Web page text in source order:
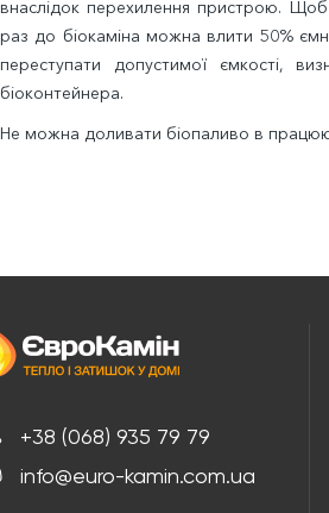
внаслідок перехилення пристрою.
раз до біокаміна можна влити 50%
переступати допустимої ємкості,
біоконтейнера.
Не можна доливати біопаливо в
+38 (068) 935 79 79
info@euro-kamin.com.ua